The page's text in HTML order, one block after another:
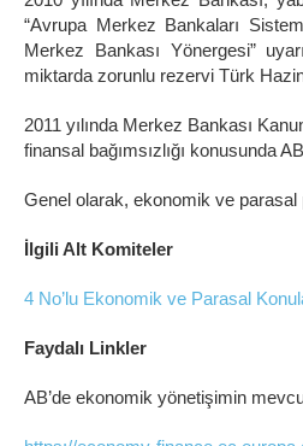
“Avrupa Merkez Bankaları
Merkez Bankası Yönergesi”
miktarda zorunlu rezervi Türk
2011 yılında Merkez Bankası
finansal bağımsızlığı konusunda
Genel olarak, ekonomik ve parasal
İlgili Alt Komiteler
4 No’lu Ekonomik ve Parasal
Faydalı Linkler
AB’de ekonomik yönetişimin